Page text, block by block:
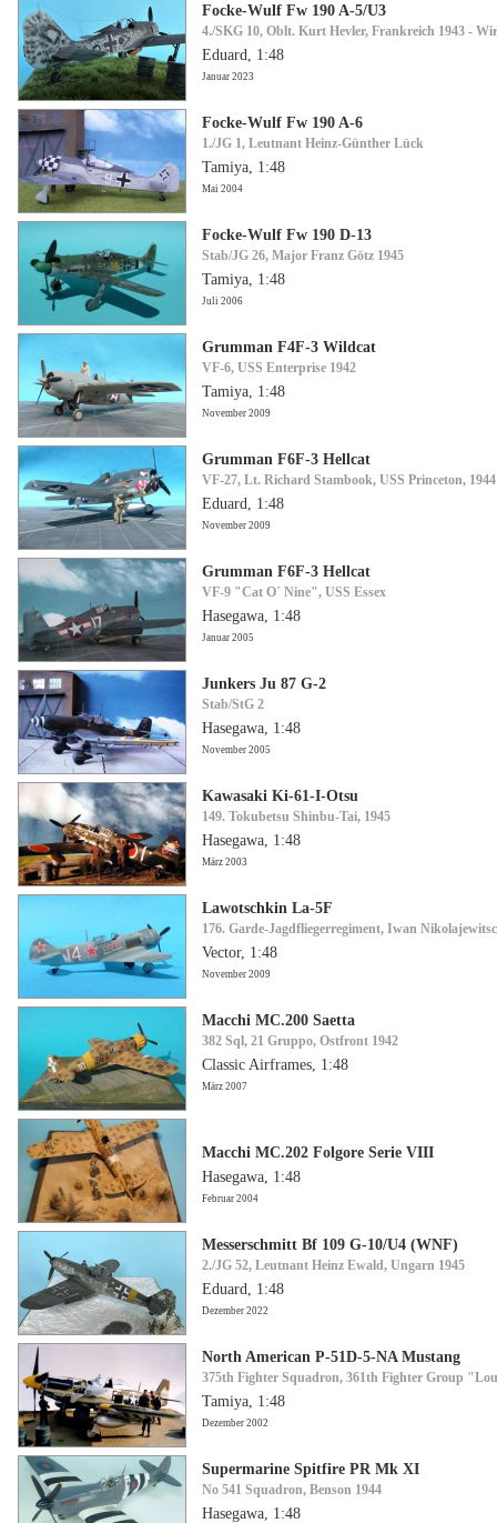
Focke-Wulf Fw 190 A-5/U3
4./SKG 10, Oblt. Kurt Hevler, Frankreich 1943 -
Eduard, 1:48
Januar 2023
Focke-Wulf Fw 190 A-6
1./JG 1, Leutnant Heinz-Günther Lück
Tamiya, 1:48
Mai 2004
Focke-Wulf Fw 190 D-13
Stab/JG 26, Major Franz Götz 1945
Tamiya, 1:48
Juli 2006
Grumman F4F-3 Wildcat
VF-6, USS Enterprise 1942
Tamiya, 1:48
November 2009
Grumman F6F-3 Hellcat
VF-27, Lt. Richard Stambook, USS Princeton, 1944
Eduard, 1:48
November 2009
Grumman F6F-3 Hellcat
VF-9 "Cat O´ Nine", USS Essex
Hasegawa, 1:48
Januar 2005
Junkers Ju 87 G-2
Stab/StG 2
Hasegawa, 1:48
November 2005
Kawasaki Ki-61-I-Otsu
149. Tokubetsu Shinbu-Tai, 1945
Hasegawa, 1:48
März 2003
Lawotschkin La-5F
176. Garde-Jagdfliegerregiment, Iwan
Vector, 1:48
November 2009
Macchi MC.200 Saetta
382 Sql, 21 Gruppo, Ostfront 1942
Classic Airframes, 1:48
März 2007
Macchi MC.202 Folgore Serie VIII
Hasegawa, 1:48
Februar 2004
Messerschmitt Bf 109 G-10/U4 (WNF)
2./JG 52, Leutnant Heinz Ewald, Ungarn 1945
Eduard, 1:48
Dezember 2022
North American P-51D-5-NA Mustang
375th Fighter Squadron, 361th Fighter Group
Tamiya, 1:48
Dezember 2002
Supermarine Spitfire PR Mk XI
No 541 Squadron, Benson 1944
Hasegawa, 1:48